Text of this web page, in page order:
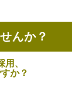
んか？
、
か？